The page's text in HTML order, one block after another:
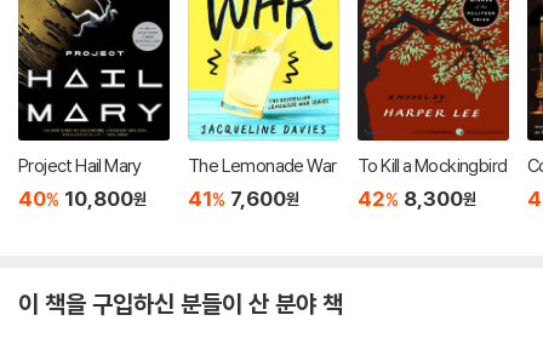
Project Hail Mary
40% 10,800원
The Lemonade War
41% 7,600원
To Kill a Mockingbird
42% 8,300원
이 책을 구입하신 분들이 산 분야 책